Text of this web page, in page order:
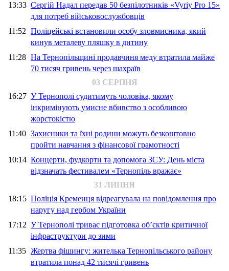
13:33 Сергій Надал передав 50 безпілотників «Vyriy Pro 15»
для потреб військовослужбовців
11:52 Поліцейські встановили особу зловмисника, який
кинув металеву пляшку в дитину
11:28 На Тернопільщині продавчиня меду втратила майже
70 тисяч гривень через шахраїв
03 СЕРПНЯ
16:27 У Тернополі судитимуть чоловіка, якому
інкримінують умисне вбивство з особливою
жорстокістю
11:40 Захисники та їхні родини можуть безкоштовно
пройти навчання з фінансової грамотності
10:14 Концерти, фудкорти та допомога ЗСУ: День міста
відзначать фестивалем «Тернопіль вражає»
31 ЛИПНЯ
18:15 Поліція Кременця відреагувала на повідомлення про
наругу над гербом України
17:12 У Тернополі триває підготовка об’єктів критичної
інфраструктури до зими
11:35 Жертва фішингу: жителька Тернопільського району
втратила понад 42 тисячі гривень